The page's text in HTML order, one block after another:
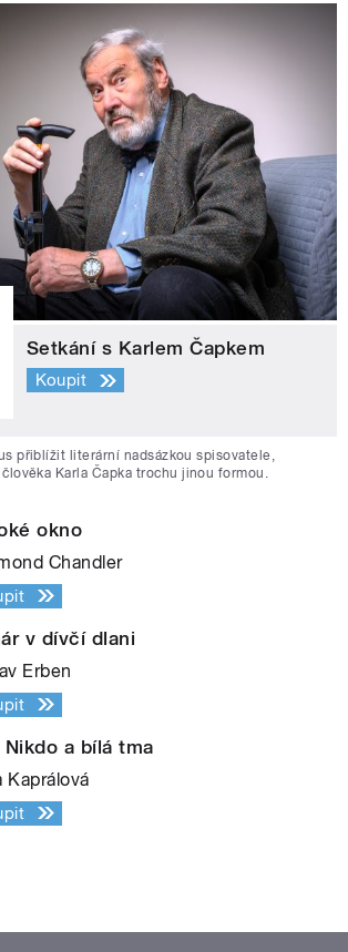
Setkání s Karlem Čapkem
Koupit
přiblížit literární nadsázkou spisovatele,
Karla Čapka trochu jinou formou.
okno
Chandler
v dívčí dlani
Erben
Nikdo a bílá tma
Kaprálová